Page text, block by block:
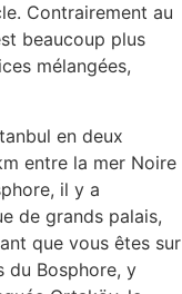
Contrairement au
beaucoup plus
mélangées,
en deux
entre la mer Noire
il y a
de grands palais,
que vous êtes sur
du Bosphore, y